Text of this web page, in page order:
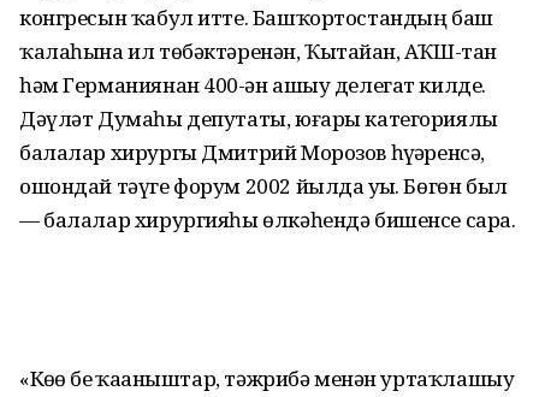
конгресын ҡабул итте. Башҡортостандың баш
ҡалаһына ил төбәктәренән, Ҡытайҙан, АҠШ-тан
һәм Германиянан 400-ҙән ашыу делегат килде.
Дәүләт Думаһы депутаты, юғары категориялы
балалар хирургы Дмитрий Морозов һүҙҙәренсә,
ошондай тәүге форум 2002 йылда уҙҙы. Бөгөн был
— балалар хирургияһы өлкәһендә бишенсе сара.
«Көҙҙө беҙ ҡаҙаныштар, тәжрибә менән уртаҡлашыу